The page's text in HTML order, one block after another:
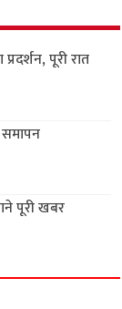
पूरी रात
पूरी खबर